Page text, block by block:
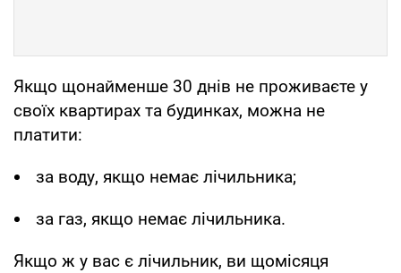
Якщо щонайменше 30 днів не проживаєте у
своїх квартирах та будинках, можна не
платити:
за воду, якщо немає лічильника;
за газ, якщо немає лічильника.
Якщо ж у вас є лічильник, ви щомісяця